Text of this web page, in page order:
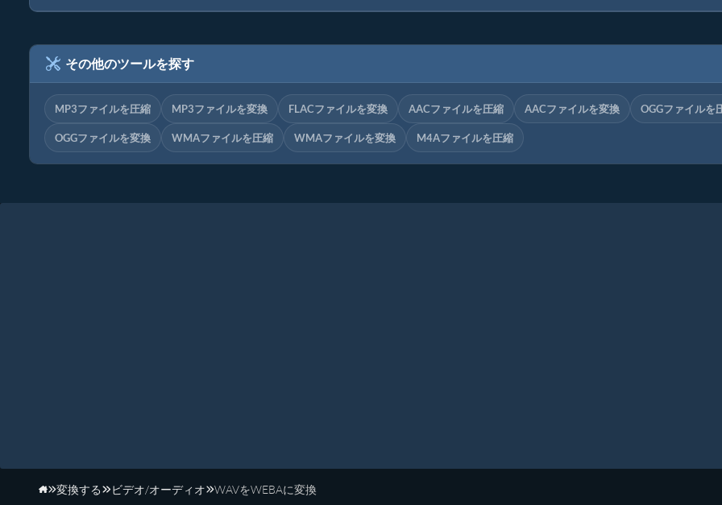
その他のツールを探す
MP3ファイルを圧縮 MP3ファイルを変換 FLACファイルを変換 AACファイルを圧縮 AACファイルを変換 OGGファイルを
OGGファイルを変換 WMAファイルを圧縮 WMAファイルを変換 M4Aファイルを圧縮
ホーム
変換する ビデオ/オーディオ WAVをWEBAに変換